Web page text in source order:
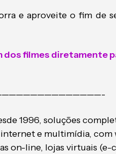
e aproveite o fim de
filmes diretamente
1996, soluções
e multimídia, com
on-line, lojas virtuais (e-